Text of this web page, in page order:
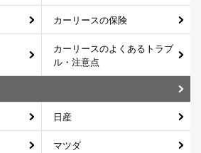
カーリースの保険
カーリースのよくあるトラブ
ル・注意点
日産
マツダ